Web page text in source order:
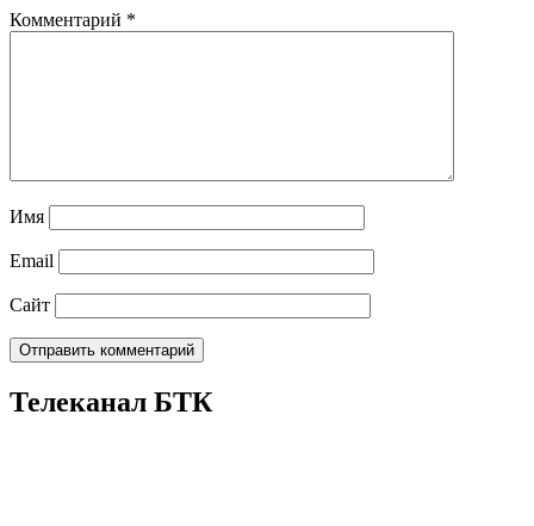
Комментарий *
Имя
Email
Сайт
Телеканал БТК